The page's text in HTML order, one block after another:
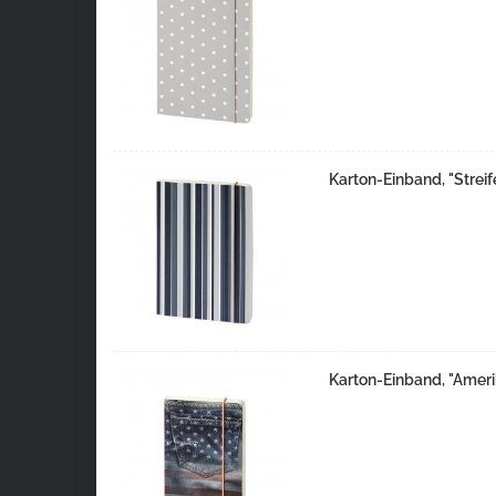
Karton-Einband,
Karton-Einband,